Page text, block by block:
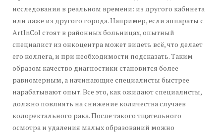
исследования в реальном времени: из другого кабинета
или даже из другого города. Например, если аппараты с
ArtInCol стоят в районных больницах, опытный
специалист из онкоцентра может видеть всё, что делает
его коллега, и при необходимости подсказать. Таким
образом качество диагностики становится более
равномерным, а начинающие специалисты быстрее
нарабатывают опыт. Все это, как ожидают специалисты,
должно повлиять на снижение количества случаев
колоректального рака. После такого тщательного
осмотра и удаления малых образований можно